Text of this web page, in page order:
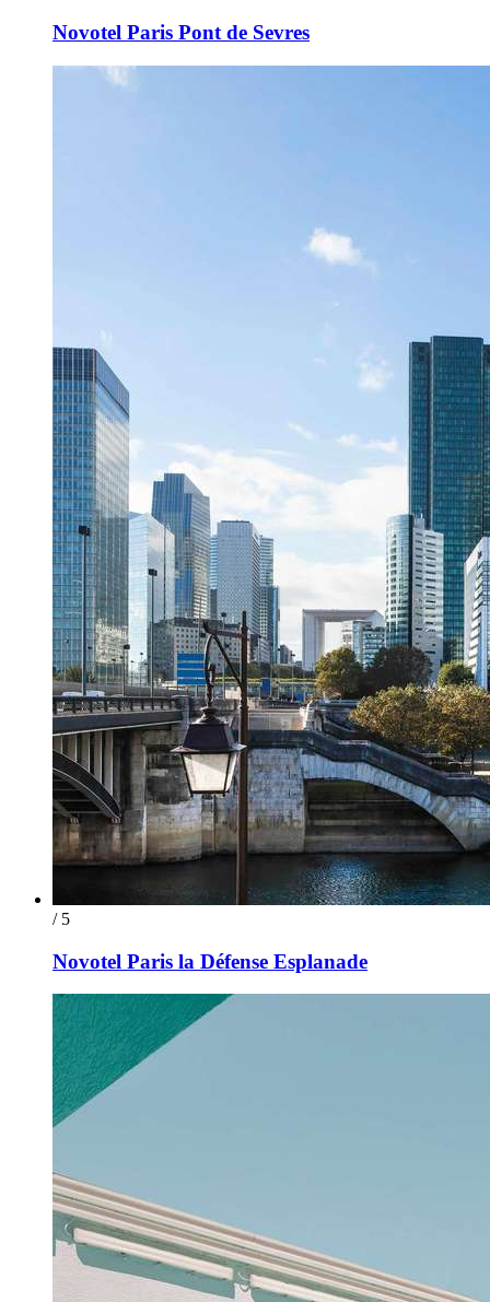
Novotel Paris Pont de Sevres
/ 5
Novotel Paris la Défense Esplanade